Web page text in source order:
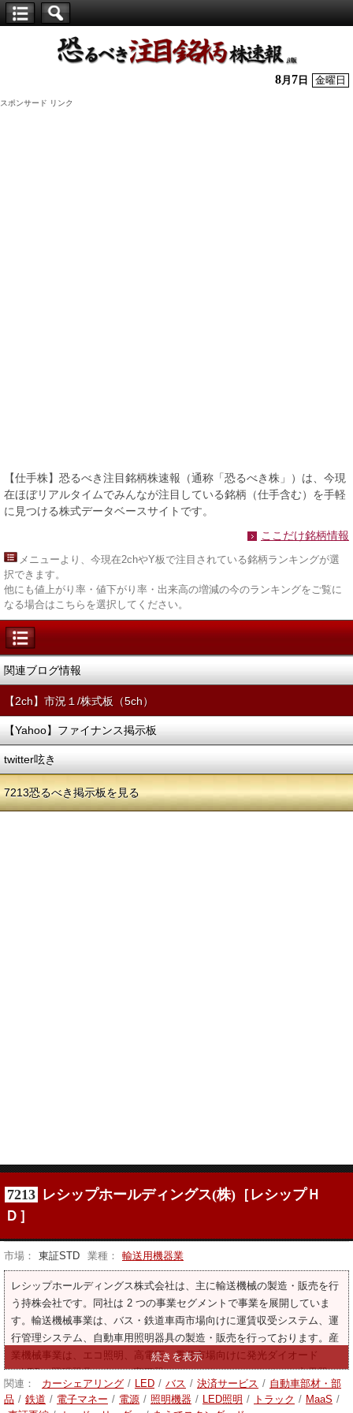
株】
8月 7 日 金曜日
スポンサード リンク
【仕手株】恐るべき注目銘柄株速報（通称「恐るべき株」）は、今現
在ほぼリアルタイムでみんなが注目している銘柄（仕手含む）を手軽
に見つける株式データベースサイトです。
ここだけ銘柄情報
メニューより、今現在2chやY板で注目されている銘柄ランキングが選
択できます。
他にも値上がり率・値下がり率・出来高の増減の今のランキングをご覧に
なる場合はこちらを選択してください。
関連ブログ情報
【2ch】市況１/株式板（5ch）
【Yahoo】ファイナンス掲示板
twitter呟き
7213恐るべき掲示板を見る
7213 レシップホールディングス(株)［レシップＨ
Ｄ］
市場： 東証STD 業種： 輸送用機器業
レシップホールディングス株式会社は、主に輸送機械の製造・販売を行
う持株会社です。同社は 2 つの事業セグメントで事業を展開していま
す。輸送機械事業は、バス・鉄道車両市場向けに運賃収受システム、運
行管理システム、自動車用照明器具の製造・販売を行っております。産
業機械事業は、エコ照明、高電圧、電源市場向けに発光ダイオード
（LED）照明器具、ネオン変圧器、バッテリーフォークリフト充電器、
無停電電源装置の製造・販売を行っております。同社はプリント基板の
実装を中心としたエレクトロニクス製造サービス（ems）事業も行って
関連： カーシェアリング / LED / バス / 決済サービス / 自動車部材・部
品 / 鉄道 / 電子マネー / 電源 / 照明機器 / LED照明 / トラック / MaaS /